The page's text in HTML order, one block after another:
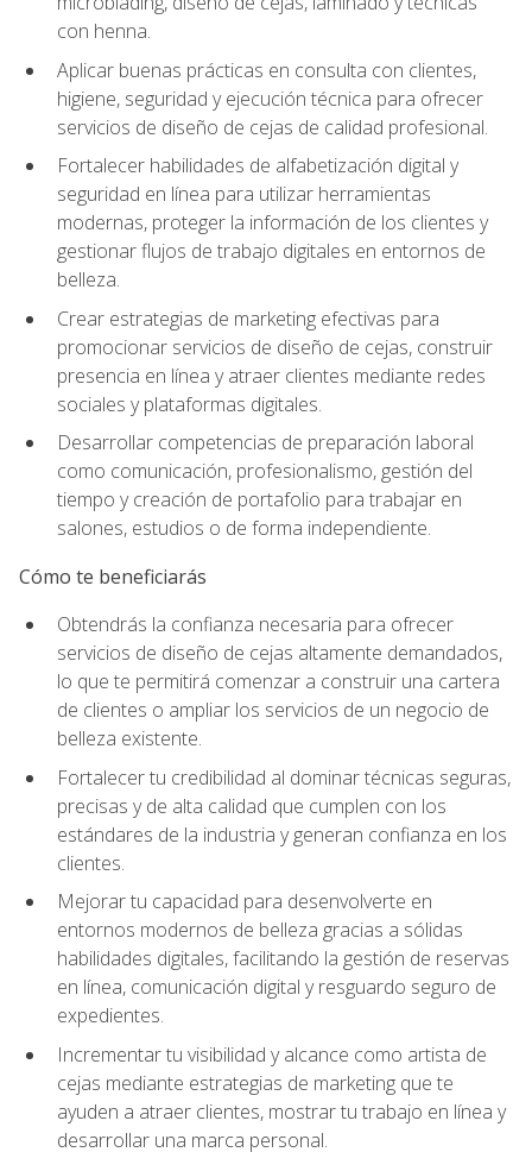
con henna.
Aplicar buenas prácticas en consulta con clientes,
higiene, seguridad y ejecución técnica para ofrecer
servicios de diseño de cejas de calidad profesional.
Fortalecer habilidades de alfabetización digital y
seguridad en línea para utilizar herramientas
modernas, proteger la información de los clientes y
gestionar flujos de trabajo digitales en entornos de
belleza.
Crear estrategias de marketing efectivas para
promocionar servicios de diseño de cejas, construir
presencia en línea y atraer clientes mediante redes
sociales y plataformas digitales.
Desarrollar competencias de preparación laboral
como comunicación, profesionalismo, gestión del
tiempo y creación de portafolio para trabajar en
salones, estudios o de forma independiente.
Cómo te beneficiarás
Obtendrás la confianza necesaria para ofrecer
servicios de diseño de cejas altamente demandados,
lo que te permitirá comenzar a construir una cartera
de clientes o ampliar los servicios de un negocio de
belleza existente.
Fortalecer tu credibilidad al dominar técnicas seguras,
precisas y de alta calidad que cumplen con los
estándares de la industria y generan confianza en los
clientes.
Mejorar tu capacidad para desenvolverte en
entornos modernos de belleza gracias a sólidas
habilidades digitales, facilitando la gestión de reservas
en línea, comunicación digital y resguardo seguro de
expedientes.
Incrementar tu visibilidad y alcance como artista de
cejas mediante estrategias de marketing que te
ayuden a atraer clientes, mostrar tu trabajo en línea y
desarrollar una marca personal.